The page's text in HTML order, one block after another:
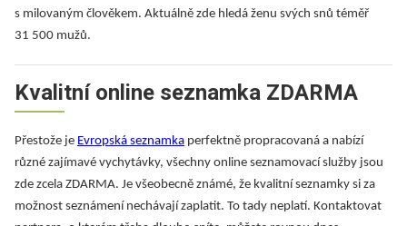
s milovaným člověkem. Aktuálně zde hledá ženu svých snů téměř
31 500 mužů.
Kvalitní online seznamka ZDARMA
Přestože je Evropská seznamka perfektně propracovaná a nabízí
různé zajímavé vychytávky, všechny online seznamovací služby jsou
zde zcela ZDARMA. Je všeobecně známé, že kvalitní seznamky si za
možnost seznámení nechávají zaplatit. To tady neplatí. Kontaktovat